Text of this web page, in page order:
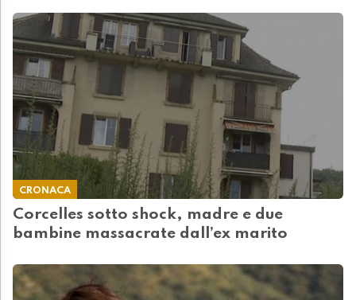
CRONACA
Corcelles sotto shock, madre e due
bambine massacrate dall’ex marito